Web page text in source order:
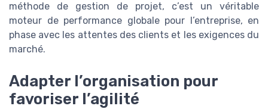
méthode de gestion de projet, c’est un véritable
moteur de performance globale pour l’entreprise, en
phase avec les attentes des clients et les exigences du
marché.
Adapter l’organisation pour
favoriser l’agilité